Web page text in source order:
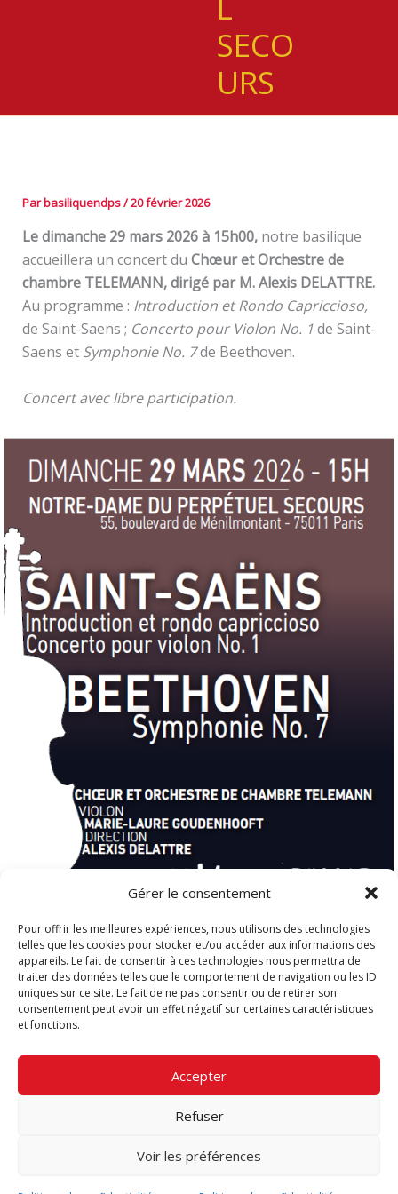
Gérer le consentement
Pour offrir les meilleures expériences, nous utilisons des technologies
telles que les cookies pour stocker et/ou accéder aux informations des
appareils. Le fait de consentir à ces technologies nous permettra de
traiter des données telles que le comportement de navigation ou les ID
uniques sur ce site. Le fait de ne pas consentir ou de retirer son
consentement peut avoir un effet négatif sur certaines caractéristiques
et fonctions.
Accepter
Refuser
Voir les préférences
SECO
URS
Parbasiliquendps/20 février 2026
Le dimanche 29 mars 2026 à 15h00,notre basilique
accueillera un concert du Chœur et Orchestre de
chambre TELEMANN, dirigé par M. Alexis DELATTRE.
Au programme : Introduction et Rondo Capriccioso,
de Saint-Saens ; Concerto pour Violon No. 1de Saint-
Saens et Symphonie No. 7de Beethoven.
Concert avec libre participation.
Basilique Notre-Dame du Perpétuel
Mentions légales